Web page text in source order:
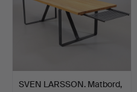
SVEN LARSSON. Matbord,